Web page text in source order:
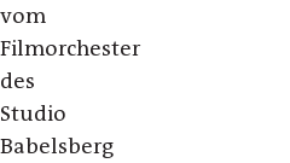
vom
Filmorchester
des
Studio
Babelsberg